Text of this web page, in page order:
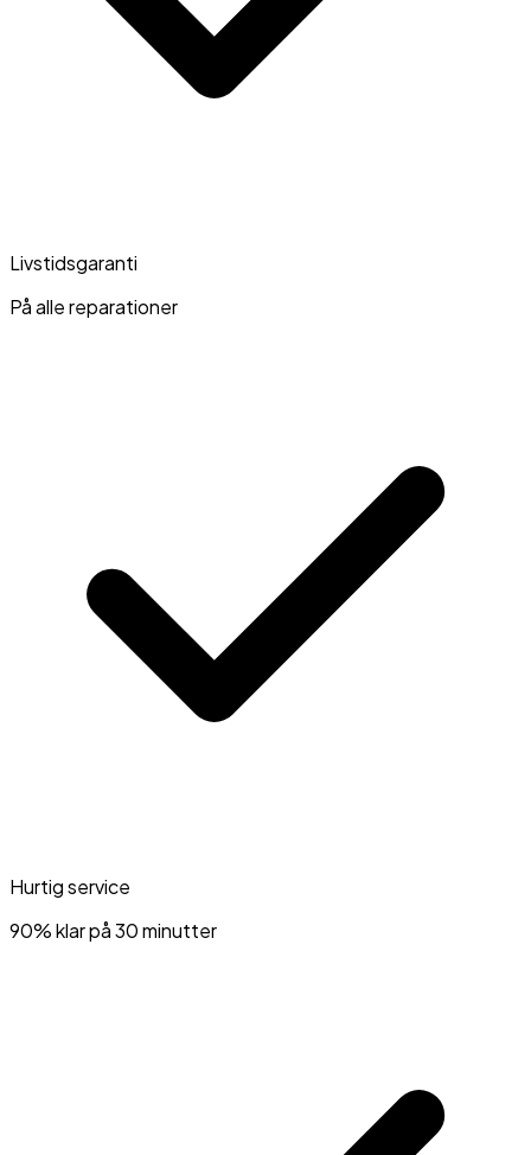
Livstidsgaranti
På alle reparationer
Hurtig service
90% klar på 30 minutter